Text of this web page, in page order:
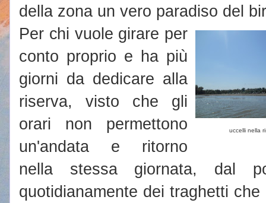
della zona un vero paradiso del
uccelli nella
Per chi vuole girare per
conto proprio e ha più
giorni da dedicare alla
riserva, visto che gli
orari non permettono
un'andata e ritorno
nella stessa giornata, dal
quotidianamente dei traghetti